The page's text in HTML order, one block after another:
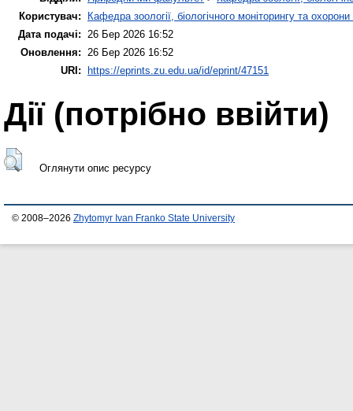
Користувач:
Кафедра зоології, біологічного моніторингу та
Дата подачі: 26 Бер 2026 16:52
Оновлення: 26 Бер 2026 16:52
URI:
https://eprints.zu.edu.ua/id/eprint/47151
Дії ​​(потрібно ввійти)
Оглянути опис ресурсу
© 2008–2026 Zhytomyr Ivan Franko State University